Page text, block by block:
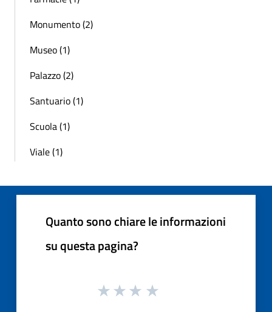
Monumento (2)
Museo (1)
Palazzo (2)
Santuario (1)
Scuola (1)
Viale (1)
Quanto sono chiare le informazioni
su questa pagina?